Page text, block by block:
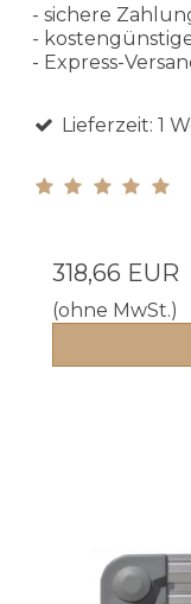
- sichere
-
- Express-
Lieferzeit: 1
318,66 EUR
(ohne MwSt.)